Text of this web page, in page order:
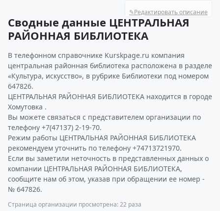
✎Редактировать описание
Сводные данные ЦЕНТРАЛЬНАЯ
РАЙОННАЯ БИБЛИОТЕКА
В телефонном справочнике Kurskpage.ru компания
центральная районная библиотека расположена в разделе
«Культура, искусство», в рубрике Библиотеки под номером
647826.
ЦЕНТРАЛЬНАЯ РАЙОННАЯ БИБЛИОТЕКА находится в городе
Хомутовка .
Вы можете связаться с представителем организации по
телефону +7(47137) 2-19-70.
Режим работы ЦЕНТРАЛЬНАЯ РАЙОННАЯ БИБЛИОТЕКА
рекомендуем уточнить по телефону +74713721970.
Если вы заметили неточность в представленных данных о
компании ЦЕНТРАЛЬНАЯ РАЙОННАЯ БИБЛИОТЕКА,
сообщите нам об этом, указав при обращении ее номер -
№ 647826.
Страница организации просмотрена: 22 раза